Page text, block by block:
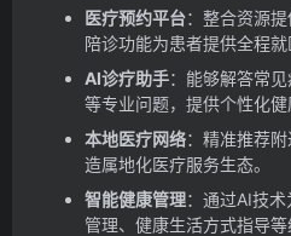
医疗预约平台：整合资源
陪诊功能为患者提供全程就
AI诊疗助手：能够解答常
等专业问题，提供个性化健
本地医疗网络：精准推荐
造属地化医疗服务生态。
智能健康管理：通过AI技
管理、健康生活方式指导等